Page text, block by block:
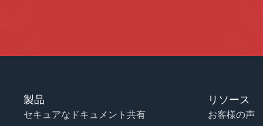
製品
セキュアなドキュメント共有
リソース
お客様の声